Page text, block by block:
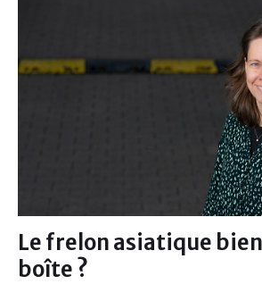
Le frelon asiatique
boîte ?